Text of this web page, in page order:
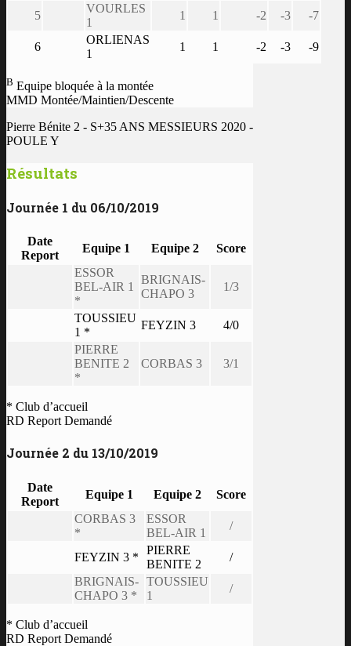
5
VOURLES
1
1 1 -2 -3 -7
6
ORLIENAS
1
1 1 -2 -3 -9
B Equipe bloquée à la montée
MMD Montée/Maintien/Descente
Pierre Bénite 2 - S+35 ANS MESSIEURS 2020 -
POULE Y
Résultats
Journée 1 du 06/10/2019
Date
Report
Equipe 1 Equipe 2
Score
ESSOR
BEL-AIR 1
*
BRIGNAIS-
CHAPO 3
1/3
TOUSSIEU
1 *
FEYZIN 3
4/0
PIERRE
BENITE 2
*
CORBAS 3 3/1
* Club d’accueil
RD Report Demandé
Journée 2 du 13/10/2019
Date
Report
Equipe 1 Equipe 2
Score
CORBAS 3
*
ESSOR
BEL-AIR 1
/
FEYZIN 3 *
PIERRE
BENITE 2
/
BRIGNAIS-
CHAPO 3 *
TOUSSIEU
1
/
* Club d’accueil
RD Report Demandé